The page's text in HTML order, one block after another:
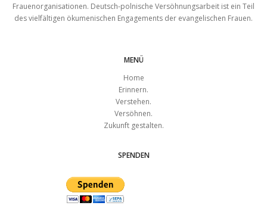
Frauenorganisationen. Deutsch-polnische Versöhnungsarbeit ist ein Teil
des vielfältigen ökumenischen Engagements der evangelischen Frauen.
MENÜ
Home
Erinnern.
Verstehen.
Versöhnen.
Zukunft gestalten.
SPENDEN